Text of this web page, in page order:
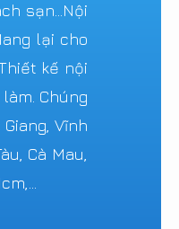
sạn...Nội
lại cho
kế nội
Chúng
Vĩnh
Cà Mau,